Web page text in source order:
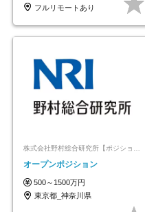
フルリモートあり
オープンポジション
500～1500万円
東京都_神奈川県